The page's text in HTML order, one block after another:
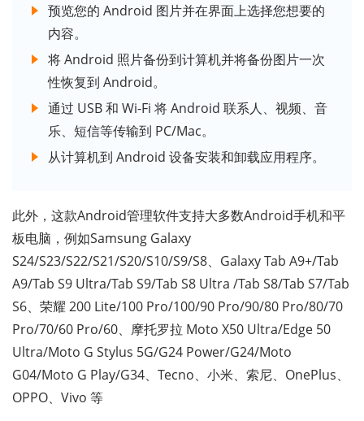
预览您的 Android 图片并在界面上选择您想要的
内容。
将 Android 照片备份到计算机并将备份图片一次
性恢复到 Android。
通过 USB 和 Wi-Fi 将 Android 联系人、视频、音
乐、短信等传输到 PC/Mac。
从计算机到 Android 设备安装和卸载应用程序。
此外，这款Android管理软件支持大多数Android手机和平
板电脑，例如Samsung Galaxy
S24/S23/S22/S21/S20/S10/S9/S8、Galaxy Tab A9+/Tab
A9/Tab S9 Ultra/Tab S9/Tab S8 Ultra /Tab S8/Tab S7/Tab
S6、荣耀 200 Lite/100 Pro/100/90 Pro/90/80 Pro/80/70
Pro/70/60 Pro/60、摩托罗拉 Moto X50 Ultra/Edge 50
Ultra/Moto G Stylus 5G/G24 Power/G24/Moto
G04/Moto G Play/G34、Tecno、小米、索尼、OnePlus、
OPPO、Vivo 等